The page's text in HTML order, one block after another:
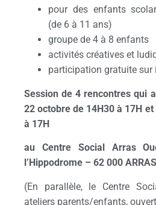
pour des enfants
(de 6 à 11 ans)
groupe de 4 à 8 enfants
activités créatives et
participation gratuite sur
Session de 4 rencontres qui
22 octobre de 14H30 à 17H
à 17H
au Centre Social Arras
l’Hippodrome – 62 000 ARRAS
(En parallèle, le Centre
ateliers parents/enfants,